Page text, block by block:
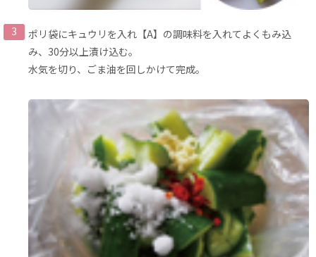
ポリ袋にキュウリを入れ【A】の調味料を入れてよくもみ込
み、30分以上漬け込む。
水気を切り、ごま油を回しかけて完成。